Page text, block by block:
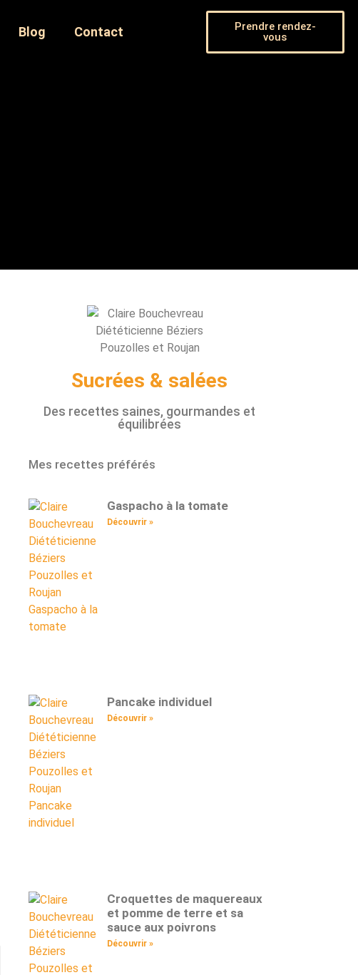
Blog Contact
Prendre rendez-
vous
Sucrées & salées
Des recettes saines, gourmandes et
équilibrées
Mes recettes préférés
Gaspacho à la tomate
Découvrir »
Pancake individuel
Découvrir »
Croquettes de maquereaux
et pomme de terre et sa
sauce aux poivrons
Découvrir »